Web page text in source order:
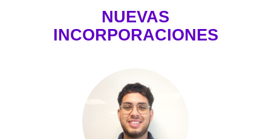
NUEVAS
INCORPORACIONES